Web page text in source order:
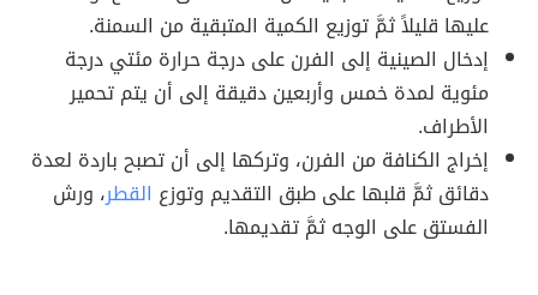
عليها قليلاً ثمَّ توزيع الكمية المتبقية من السمنة.
إدخال الصينية إلى الفرن على درجة حرارة مئتي درجة
مئوية لمدة خمس وأربعين دقيقة إلى أن يتم تحمير
الأطراف.
إخراج الكنافة من الفرن، وتركها إلى أن تصبح باردة لعدة
دقائق ثمَّ قلبها على طبق التقديم وتوزع القطر، ورش
الفستق على الوجه ثمَّ تقديمها.